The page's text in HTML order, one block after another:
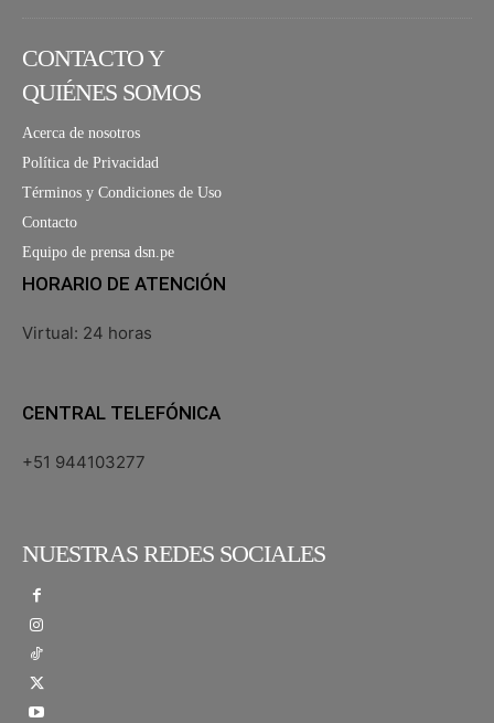
CONTACTO Y
QUIÉNES SOMOS
Acerca de nosotros
Política de Privacidad
Términos y Condiciones de Uso
Contacto
Equipo de prensa dsn.pe
HORARIO DE ATENCIÓN
Virtual: 24 horas
CENTRAL TELEFÓNICA
+51 944103277
NUESTRAS REDES SOCIALES